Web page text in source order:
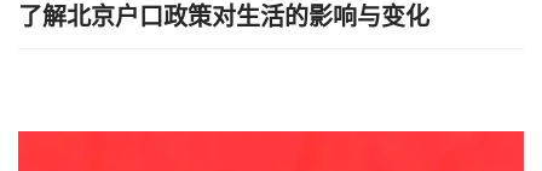
了解北京户口政策对生活的影响与变化